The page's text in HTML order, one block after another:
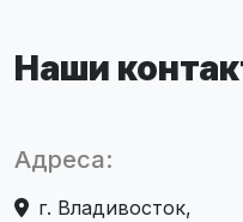
Наши
Адреса:
г. Владивосток,